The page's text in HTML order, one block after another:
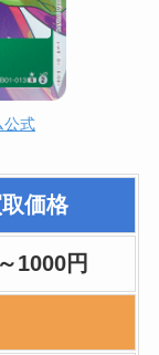
公式
価格
1000円